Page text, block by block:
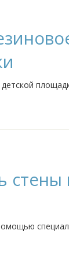
стены